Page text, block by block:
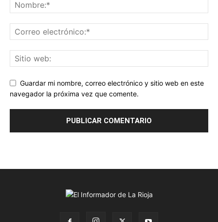
Guardar mi nombre, correo electrónico y sitio web en este
navegador la próxima vez que comente.